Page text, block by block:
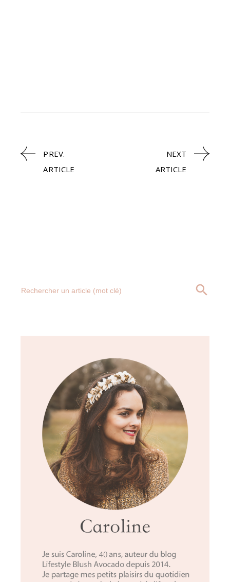
Search
for:
SEARCH
PREV.
ARTICLE
NEXT
ARTICLE